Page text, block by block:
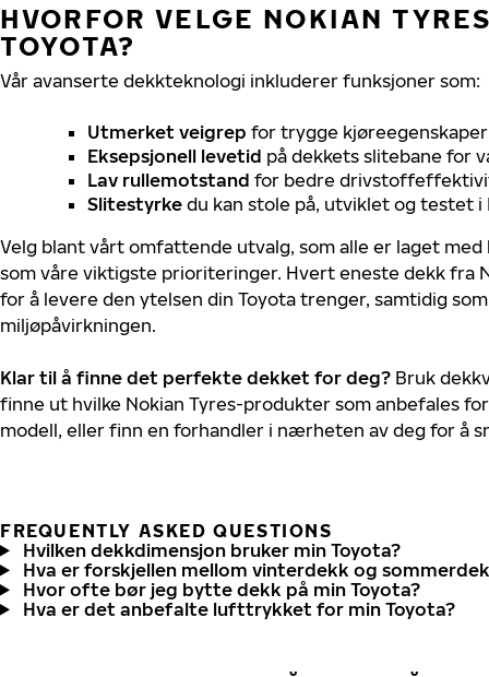
HVORFOR VELGE NOKIAN
TOYOTA?
Vår avanserte dekkteknologi inkluderer funksjoner som:
Utmerket veigrep for trygge
Eksepsjonell levetid på dekkets slitebane for
Lav rullemotstand for bedre
Slitestyrke du kan stole på, utviklet og testet i
Velg blant vårt omfattende utvalg, som alle er laget
som våre viktigste prioriteringer. Hvert eneste dekk fra
for å levere den ytelsen din Toyota trenger, samtidig
miljøpåvirkningen.
Klar til å finne det perfekte dekket for deg? Bruk
finne ut hvilke Nokian Tyres-produkter som anbefales
modell, eller finn en forhandler i nærheten av deg for å
FREQUENTLY ASKED QUESTIONS
Hvilken dekkdimensjon bruker min Toyota?
Hva er forskjellen mellom vinterdekk og
Hvor ofte bør jeg bytte dekk på min Toyota?
Hva er det anbefalte lufttrykket for min Toyota?